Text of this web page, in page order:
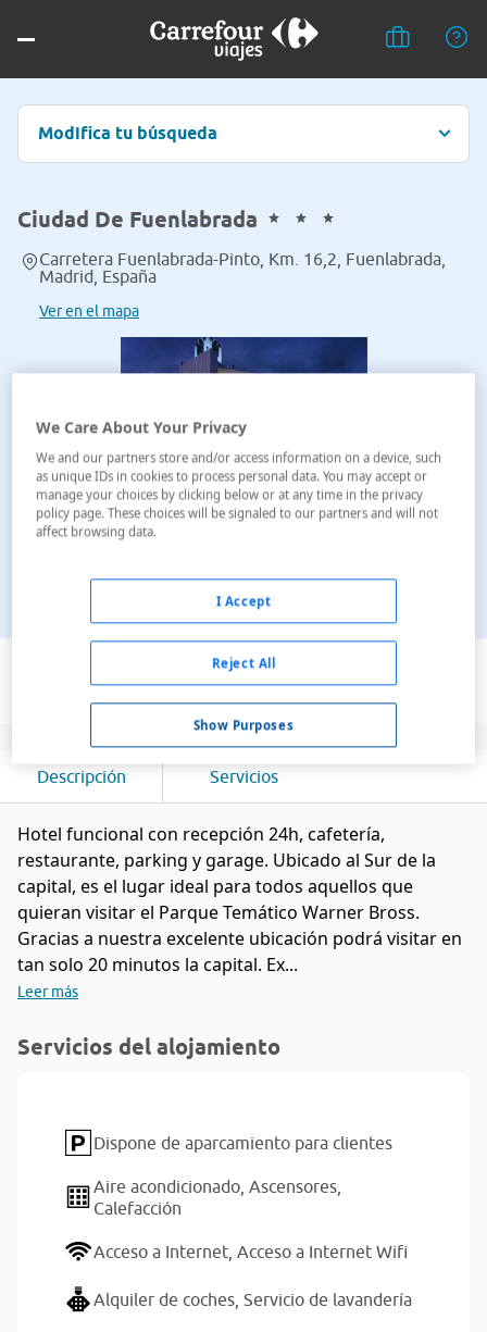
Modifica tu búsqueda
Ciudad De Fuenlabrada
Carretera Fuenlabrada-Pinto, Km. 16,2, Fuenlabrada,
Madrid, España
Ver en el mapa
Ver en el mapa
Descripción Servicios
Hotel funcional con recepción 24h, cafetería,
restaurante, parking y garage. Ubicado al Sur de la
capital, es el lugar ideal para todos aquellos que
quieran visitar el Parque Temático Warner Bross.
Gracias a nuestra excelente ubicación podrá visitar en
tan solo 20 minutos la capital. Ex...
Leer más
Servicios del alojamiento
Dispone de aparcamiento para clientes
Aire acondicionado, Ascensores,
Calefacción
Acceso a Internet, Acceso a Internet Wifi
Alquiler de coches, Servicio de lavandería
We Care About Your Privacy
We and our partners store and/or access information on a device, such
as unique IDs in cookies to process personal data. You may accept or
manage your choices by clicking below or at any time in the privacy
policy page. These choices will be signaled to our partners and will not
affect browsing data.
Show Purposes
Reject All
I Accept